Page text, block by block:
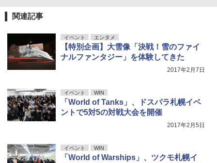
関連記事
イベント エンタメ
【特別企画】大雪像「決戦！雪のファイ
ナルファンタジー」を体験してきた
2017年2月7日
イベント WIN
「World of Tanks」、ドスパラ札幌イベ
ントで5対5の対戦大会を開催
2017年2月5日
イベント WIN
「World of Warships」、ツクモ札幌イ